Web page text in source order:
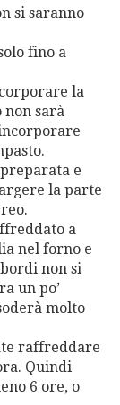
si saranno
fino a
la
non sarà
e
la parte
a
nel forno e
non si
un po’
molto
raffreddare
Quindi
6 ore, o